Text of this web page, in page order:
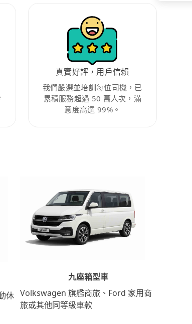
真實好評，用戶信賴
我們嚴選並培訓每位司機，已
累積服務超過 50 萬人次，滿
意度高達 99%。
休
九座箱型車
Volkswagen 旗艦商旅、Ford 家用商
旅或其他同等級車款